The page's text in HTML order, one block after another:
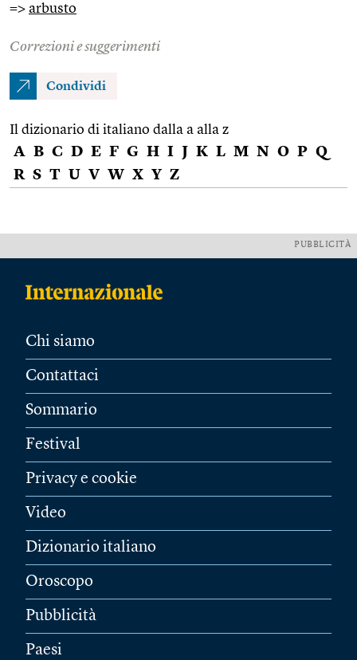
=> arbusto
Correzioni e suggerimenti
Condividi
Il dizionario di italiano dalla a alla z
A B C D E F G H I J K L M N O P Q
R S T U V W X Y Z
PUBBLICITÀ
Chi siamo
Contattaci
Sommario
Festival
Privacy e cookie
Video
Dizionario italiano
Oroscopo
Pubblicità
Paesi